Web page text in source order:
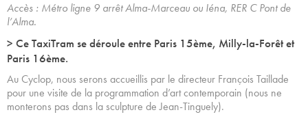
Accès : Métro ligne 9 arrêt Alma-Marceau ou Iéna, RER C Pont de
l’Alma.
> Ce TaxiTram se déroule entre Paris 15ème, Milly-la-Forêt et
Paris 16ème.
Au Cyclop, nous serons accueillis par le directeur François Taillade
pour une visite de la programmation d’art contemporain (nous ne
monterons pas dans la sculpture de Jean-Tinguely).